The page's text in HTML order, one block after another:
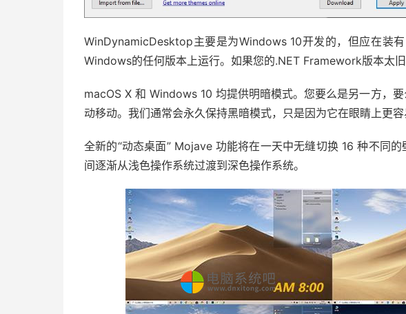
WinDynamicDesktop主要是为Windows 10开发的，但应在装
Windows的任何版本上运行。如果您的.NET Framework版本太旧
macOS X 和 Windows 10 均提供明暗模式。您要么是另一方，
动移动。我们通常会永久保持黑暗模式，只是因为它在眼睛上更容
全新的“动态桌面” Mojave 功能将在一天中无缝切换 16 种不同
间逐渐从浅色操作系统过渡到深色操作系统。